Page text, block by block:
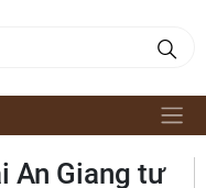
An Giang tư